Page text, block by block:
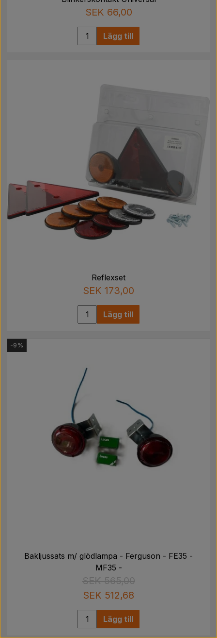
SEK 66,00
Lägg till
Reflexset
SEK 173,00
Lägg till
-9%
Bakljussats m/ glödlampa - Ferguson - FE35 -
MF35 -
SEK 565,00
SEK 512,68
Lägg till